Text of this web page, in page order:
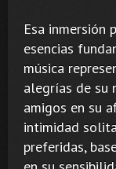
Esa inmersión
esencias
música
alegrías de su
amigos en su
intimidad
preferidas,